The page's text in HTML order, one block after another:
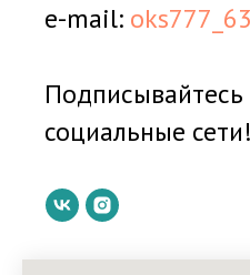
e-mail:
социальные сети!